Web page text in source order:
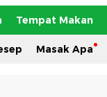
Tempat Makan
Masak Apa